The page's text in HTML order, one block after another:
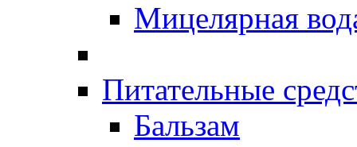
Мицелярная
Питательные
Бальзам